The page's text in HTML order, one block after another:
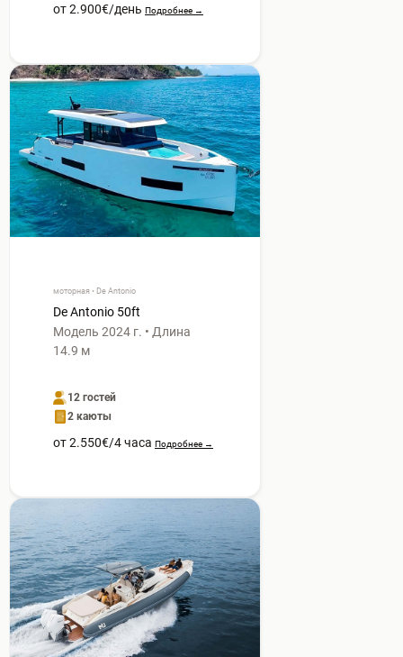
от 2.900€/день Подробнее →
моторная • De Antonio
De Antonio 50ft
Модель 2024 г. • Длина
14.9 м
12 гостей
2 каюты
от 2.550€/4 часа Подробнее →